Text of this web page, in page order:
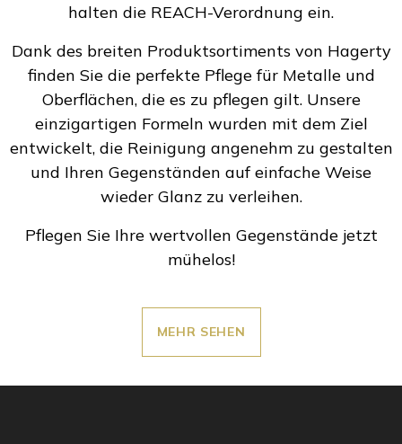
halten die REACH-Verordnung ein.
Dank des breiten Produktsortiments von Hagerty
finden Sie die perfekte Pflege für Metalle und
Oberflächen, die es zu pflegen gilt. Unsere
einzigartigen Formeln wurden mit dem Ziel
entwickelt, die Reinigung angenehm zu gestalten
und Ihren Gegenständen auf einfache Weise
wieder Glanz zu verleihen.
Pflegen Sie Ihre wertvollen Gegenstände jetzt
mühelos!
MEHR SEHEN